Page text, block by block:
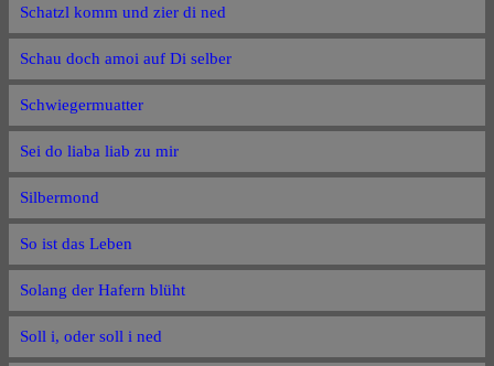
Schatzl komm und zier di ned
Schau doch amoi auf Di selber
Schwiegermuatter
Sei do liaba liab zu mir
Silbermond
So ist das Leben
Solang der Hafern blüht
Soll i, oder soll i ned